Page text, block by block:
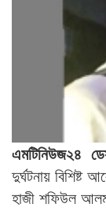
এমটিনিউজ২৪
দুর্ঘটনায় বিশিষ্ট
হাজী শফিউল